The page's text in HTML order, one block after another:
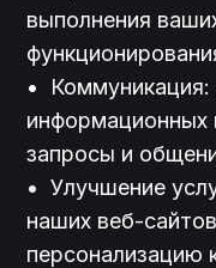
выполнения
•	Коммуникация: Для отправки
информационных
запросы и
•	Улучшение услуг: Для анализа и улучшения
наших веб-
персонализацию